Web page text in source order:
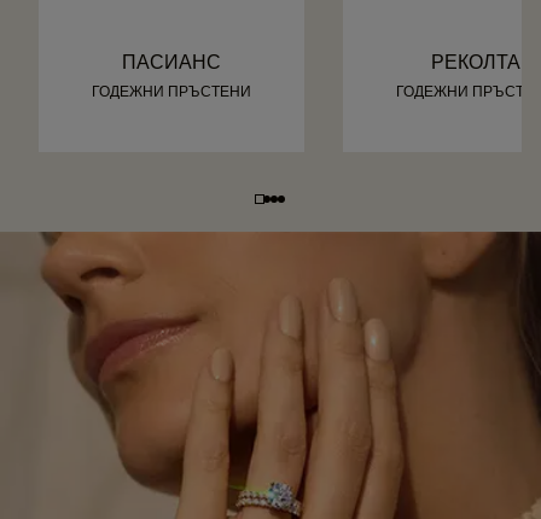
ПАСИАНС
ГОДЕЖНИ ПРЪСТЕНИ
РЕКОЛТА
ГОДЕЖНИ